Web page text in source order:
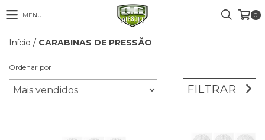
MENU 0
Início / CARABINAS DE PRESSÃO
Ordenar por
FILTRAR